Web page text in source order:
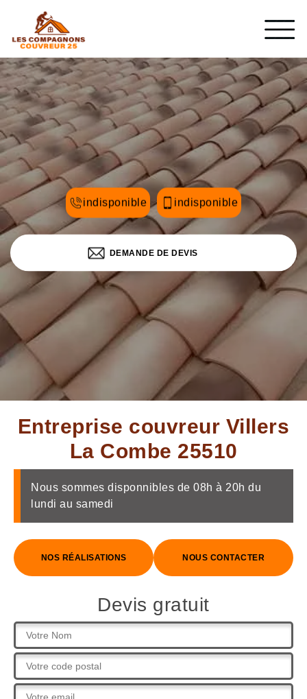
indisponible indisponible
DEMANDE DE DEVIS
Entreprise couvreur Villers
La Combe 25510
Nous sommes disponnibles de 08h à 20h du
lundi au samedi
NOS RÉALISATIONS NOUS CONTACTER
Devis gratuit